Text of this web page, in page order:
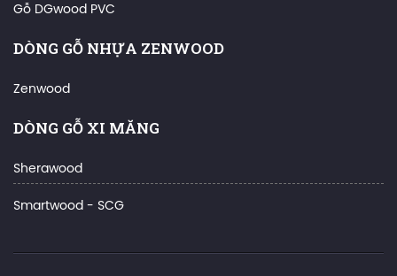
Gỗ DGwood PVC
DÒNG GỖ NHỰA ZENWOOD
Zenwood
DÒNG GỖ XI MĂNG
Sherawood
Smartwood - SCG